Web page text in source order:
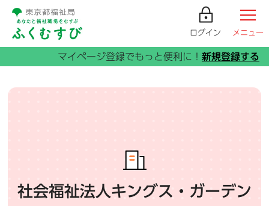
ログイン メニュー
社会福祉法人キングス・ガーデン